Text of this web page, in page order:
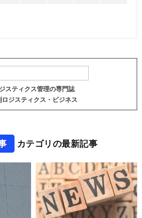
スティクス管理の専門誌
ロジスティクス・ビジネス
カテゴリの最新記事